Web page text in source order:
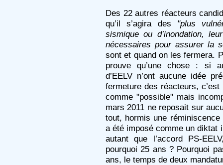
Des 22 autres réacteurs
qu’il s’agira des "plus
sismique ou d’inondation,
nécessaires pour assurer la
sont et quand on les fermera.
prouve qu’une chose : si
d’EELV n’ont aucune idée
fermeture des réacteurs,
comme "possible" mais
mars 2011 ne reposait sur
tout, hormis une
a été imposé comme un diktat
autant que l’accord PS-
pourquoi 25 ans ? Pourquoi
ans, le temps de deux